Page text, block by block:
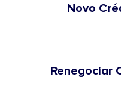
Novo
Renegociar